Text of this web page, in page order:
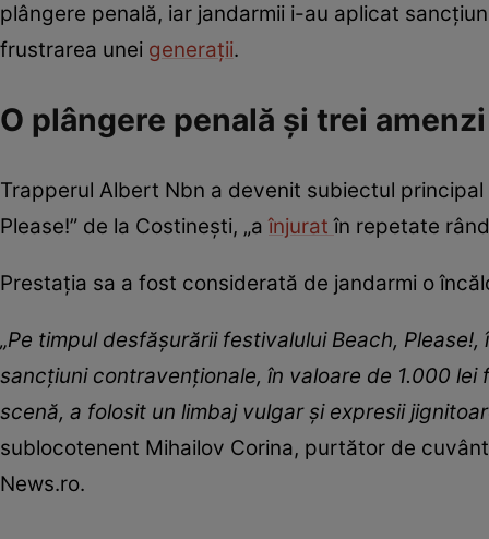
plângere penală, iar jandarmii i-au aplicat
frustrarea unei generații.
O plângere penală și trei
Trapperul Albert Nbn a devenit subiectul
Please!” de la Costinești, „aînjuratîn repetate
Prestația sa a fost considerată de jandarmi o
„Pe timpul desfășurării festivalului Beach,
sancțiuni contravenționale, în valoare de 1.000
scenă, a folosit un limbaj vulgar și expresii
sublocotenent Mihailov Corina, purtător de
News.ro.